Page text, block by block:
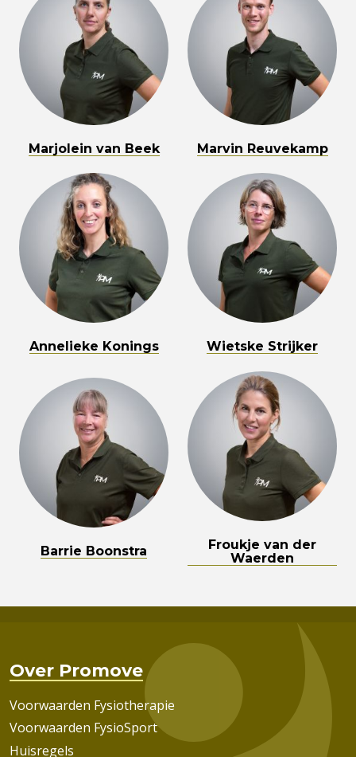
Marjolein van Beek Marvin Reuvekamp
Annelieke Konings Wietske Strijker
Barrie Boonstra
Froukje van der
Waerden
Over Promove
Voorwaarden Fysiotherapie
Voorwaarden FysioSport
Huisregels